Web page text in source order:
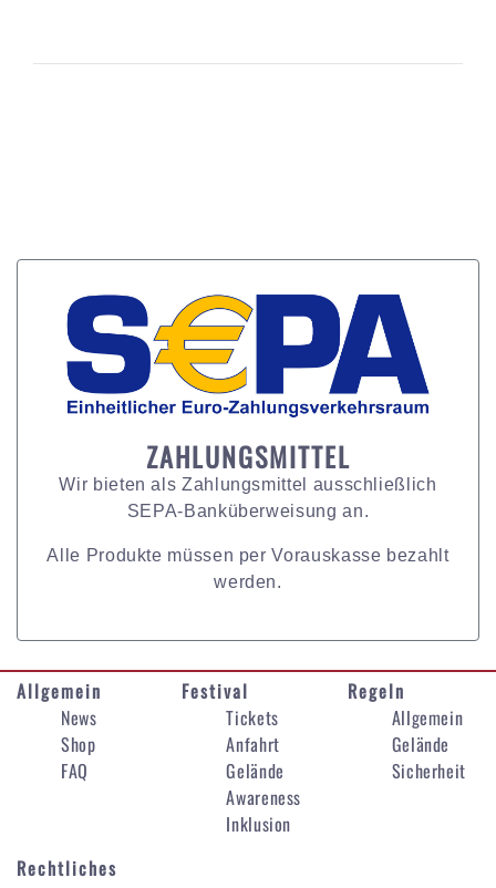
ZAHLUNGSMITTEL
Wir bieten als Zahlungsmittel ausschließlich
SEPA-Banküberweisung an.
Alle Produkte müssen per Vorauskasse bezahlt
werden.
Allgemein
News
Shop
FAQ
Festival
Tickets
Anfahrt
Gelände
Awareness
Inklusion
Regeln
Allgemein
Gelände
Sicherheit
Rechtliches